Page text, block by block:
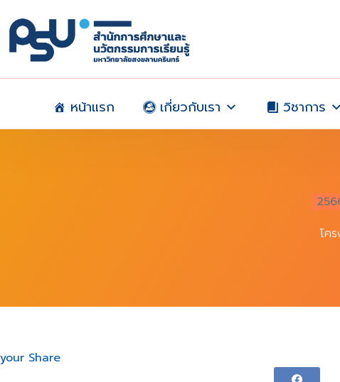
to
content
หน้าแรก เกี่ยวกับเรา วิชาการ
โค
your Share